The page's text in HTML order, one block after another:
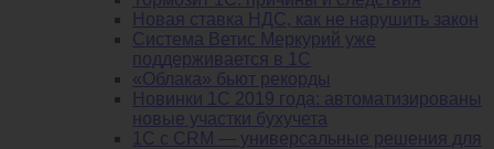
Новая ставка НДС, как не нарушить закон
Система Ветис Меркурий уже
поддерживается в 1С
«Облака» бьют рекорды
Новинки 1С 2019 года: автоматизированы
новые участки бухучета
1С с CRM — универсальные решения для